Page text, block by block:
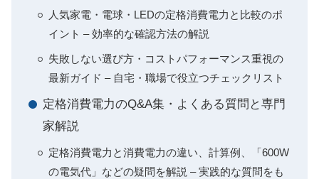
人気家電・電球・LEDの定格消費電力と比較のポ
イント – 効率的な確認方法の解説
失敗しない選び方・コストパフォーマンス重視の
最新ガイド – 自宅・職場で役立つチェックリスト
定格消費電力のQ&A集・よくある質問と専門
家解説
定格消費電力と消費電力の違い、計算例、「600W
の電気代」などの疑問を解説 – 実践的な質問をも